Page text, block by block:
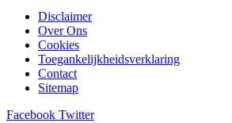
Disclaimer
Over Ons
Cookies
Toegankelijkheidsverklaring
Contact
Sitemap
Facebook Twitter